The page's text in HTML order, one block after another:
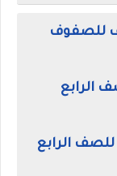
للصفوف
الرابع
الرابع